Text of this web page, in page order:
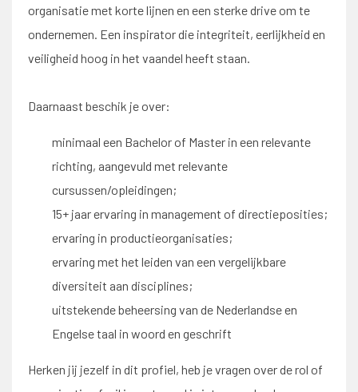
organisatie met korte lijnen en een sterke drive om te
ondernemen. Een inspirator die integriteit, eerlijkheid en
veiligheid hoog in het vaandel heeft staan.
Daarnaast beschik je over:
minimaal een Bachelor of Master in een relevante
richting, aangevuld met relevante
cursussen/opleidingen;
15+ jaar ervaring in management of directieposities;
ervaring in productieorganisaties;
ervaring met het leiden van een vergelijkbare
diversiteit aan disciplines;
uitstekende beheersing van de Nederlandse en
Engelse taal in woord en geschrift
Herken jij jezelf in dit profiel, heb je vragen over de rol of